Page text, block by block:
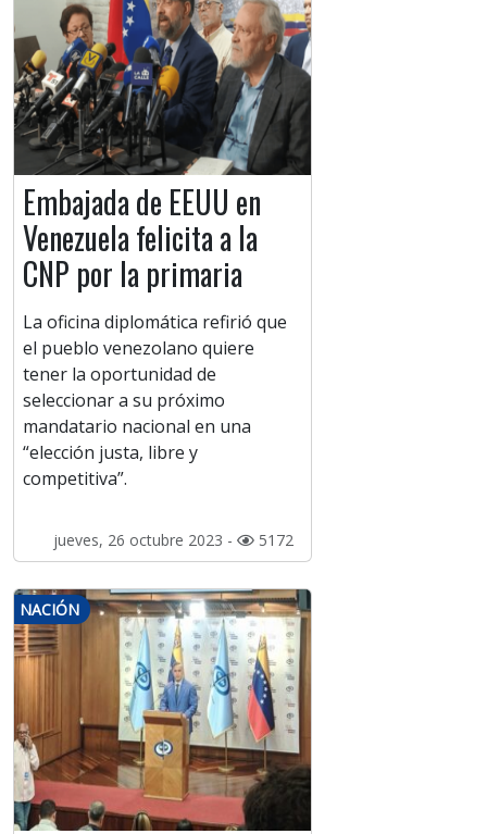
Embajada de EEUU en
Venezuela felicita a la
CNP por la primaria
La oficina diplomática refirió que
el pueblo venezolano quiere
tener la oportunidad de
seleccionar a su próximo
mandatario nacional en una
“elección justa, libre y
competitiva”.
jueves, 26 octubre 2023 - 5172
NACIÓN